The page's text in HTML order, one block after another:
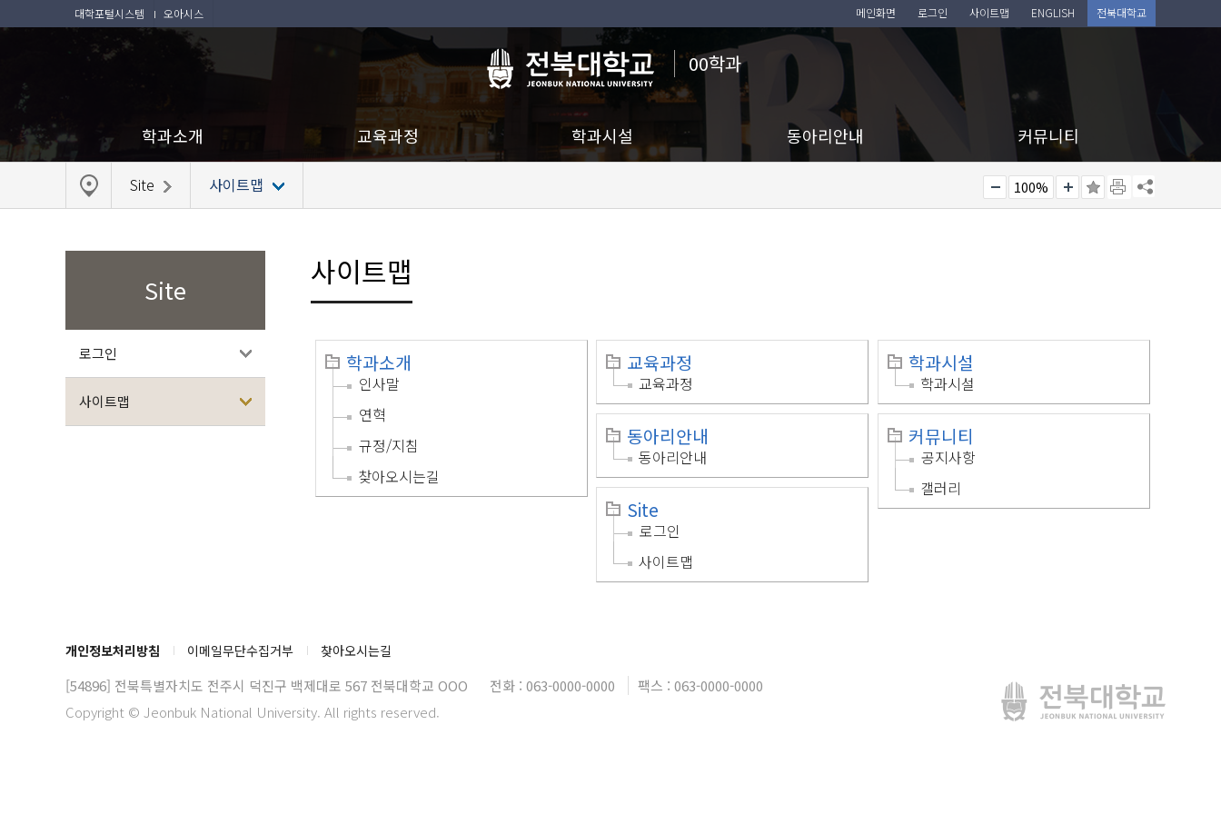
대학포털시스템 오아시스
00학과
메인화면 로그인 사이트맵 ENGLISH 전북대학교
학과소개 교육과정 학과시설 동아리안내 커뮤니티
Site 사이트맵 100%
Site
로그인
사이트맵
사이트맵
학과소개
인사말
연혁
규정/지침
찾아오시는길
교육과정
교육과정
학과시설
학과시설
동아리안내
동아리안내
커뮤니티
공지사항
갤러리
Site
로그인
사이트맵
개인정보처리방침 이메일무단수집거부 찾아오시는길
[54896] 전북특별자치도 전주시 덕진구 백제대로 567 전북대학교 OOO 전화 : 063-0000-0000
팩스 : 063-0000-0000
Copyright © Jeonbuk National University. All rights reserved.